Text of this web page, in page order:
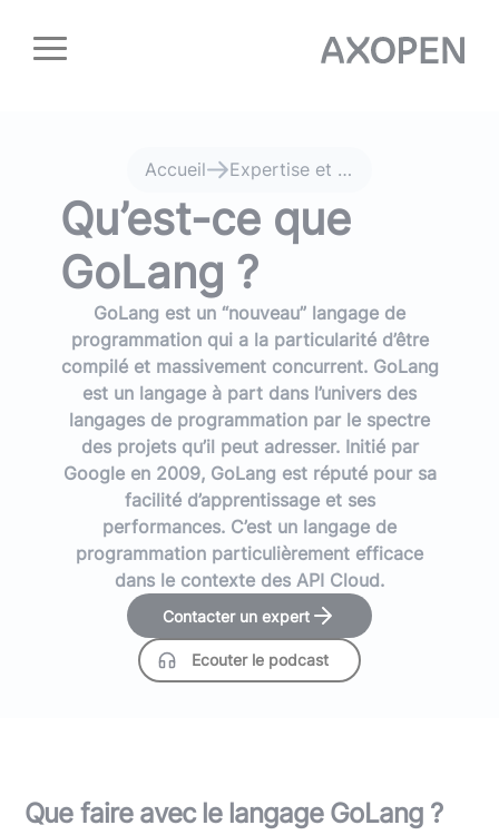
Accueil Expertise et développement GO à Lyon
Qu’est-ce que
GoLang ?
GoLang est un “nouveau” langage de
programmation qui a la particularité d’être
compilé et massivement concurrent. GoLang
est un langage à part dans l’univers des
langages de programmation par le spectre
des projets qu’il peut adresser. Initié par
Google en 2009, GoLang est réputé pour sa
facilité d’apprentissage et ses
performances. C’est un langage de
programmation particulièrement efficace
dans le contexte des API Cloud.
Contacter un expert
Ecouter le podcast
Que faire avec le langage GoLang ?